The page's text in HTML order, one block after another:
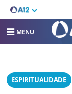
MENU
ESPIRITUALIDADE